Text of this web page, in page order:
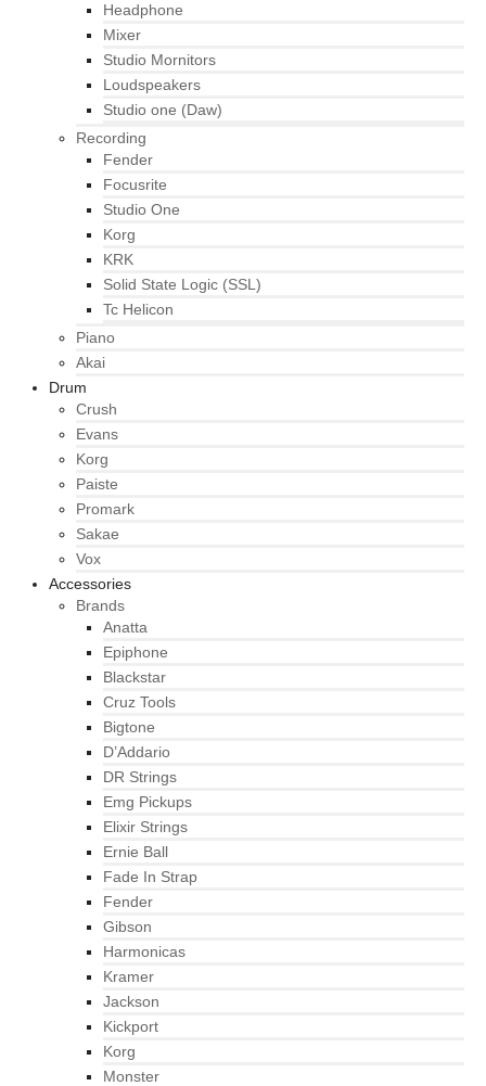
Headphone
Mixer
Studio Mornitors
Loudspeakers
Studio one (Daw)
Recording
Fender
Focusrite
Studio One
Korg
KRK
Solid State Logic (SSL)
Tc Helicon
Piano
Akai
Drum
Crush
Evans
Korg
Paiste
Promark
Sakae
Vox
Accessories
Brands
Anatta
Epiphone
Blackstar
Cruz Tools
Bigtone
D’Addario
DR Strings
Emg Pickups
Elixir Strings
Ernie Ball
Fade In Strap
Fender
Gibson
Harmonicas
Kramer
Jackson
Kickport
Korg
Monster